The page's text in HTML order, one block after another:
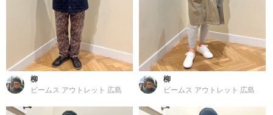
柳
ビームス アウトレット 広島
柳
ビームス アウトレット 広島